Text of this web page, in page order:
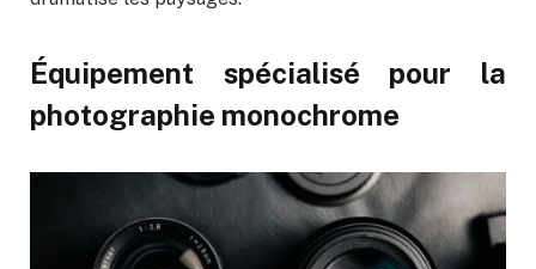
Équipement spécialisé pour la
photographie monochrome